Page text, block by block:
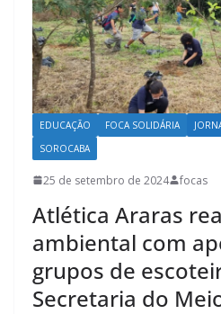
EDUCAÇÃO FOCA SOLIDÁRIA
SOROCABA
25 de setembro de 2024 focas
Atlética Araras
ambiental com
grupos de
Secretaria do